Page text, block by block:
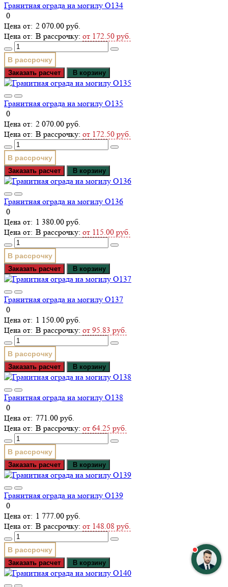
Гранитная ограда на могилу О134
0
2 070.00 руб.
В рассрочку: от 172.50 руб.
В рассрочку
Заказать расчет В корзину
Гранитная ограда на могилу О135
0
2 070.00 руб.
В рассрочку: от 172.50 руб.
В рассрочку
Заказать расчет В корзину
Гранитная ограда на могилу О136
0
1 380.00 руб.
В рассрочку: от 115.00 руб.
В рассрочку
Заказать расчет В корзину
Гранитная ограда на могилу О137
0
1 150.00 руб.
В рассрочку: от 95.83 руб.
В рассрочку
Заказать расчет В корзину
Гранитная ограда на могилу О138
0
771.00 руб.
В рассрочку: от 64.25 руб.
В рассрочку
Заказать расчет В корзину
Гранитная ограда на могилу О139
0
1 777.00 руб.
В рассрочку: от 148.08 руб.
В рассрочку
Заказать расчет В корзину